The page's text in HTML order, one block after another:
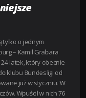
tylko o jednym
– Kamil Grabara
latek, który obecnie
klubu Bundesligi od
już w styczniu. W
Wpuścił w nich 76